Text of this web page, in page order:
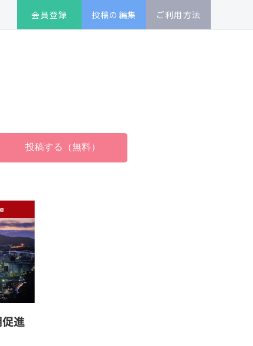
会員登録 投稿の編集 ご利用方法